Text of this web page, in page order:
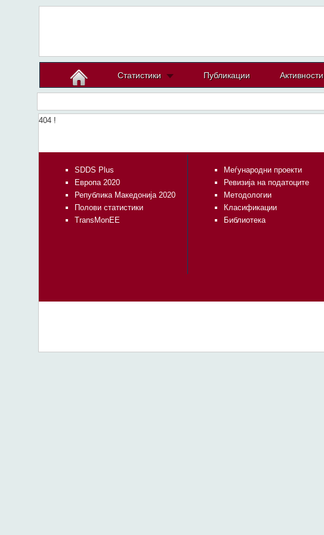
Статистики Публикации Активности
404 !
SDDS Plus
Европа 2020
Република Македонија 2020
Полови статистики
TransMonEE
Меѓународни проекти
Ревизија на податоците
Методологии
Класификации
Библиотека